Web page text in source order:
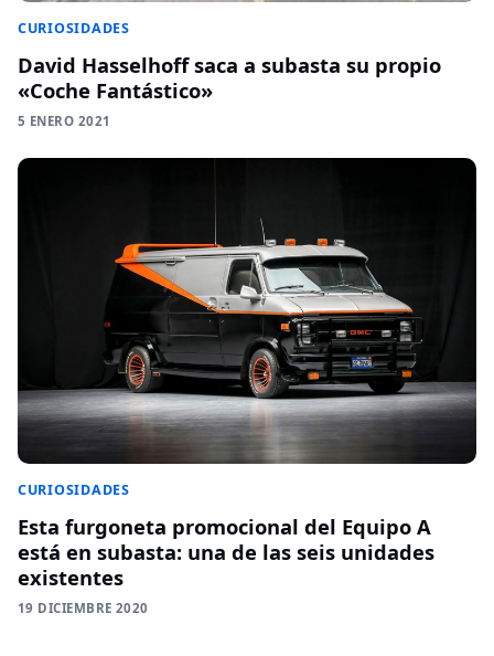
CURIOSIDADES
David Hasselhoff saca a subasta su propio
«Coche Fantástico»
5 ENERO 2021
CURIOSIDADES
Esta furgoneta promocional del Equipo A
está en subasta: una de las seis unidades
existentes
19 DICIEMBRE 2020